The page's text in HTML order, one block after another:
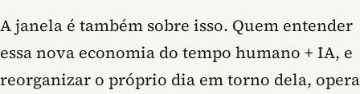
A janela é também sobre isso. Quem entender
essa nova economia do tempo humano + IA, e
reorganizar o próprio dia em torno dela, opera